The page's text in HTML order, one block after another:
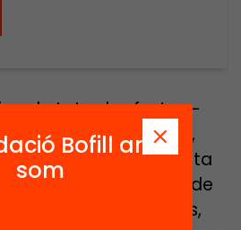
de totes les festes -
celebren a Mallorca,
Formentera. Representa
l’inventari descriptiu de
dels Països Catalans,
Bofill ara
som